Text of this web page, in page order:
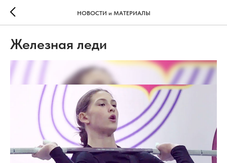
НОВОСТИ и МАТЕРИАЛЫ
Железная леди